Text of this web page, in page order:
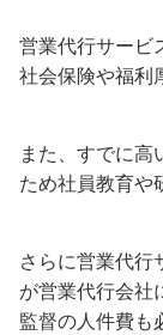
営業代行サービ
社会保険や福利
また、すでに高
ため社員教育や
さらに営業代行
が営業代行会社
監督の人件費も